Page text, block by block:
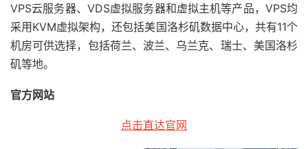
VPS云服务器、VDS虚拟服务器和虚拟主机等产品，VPS均
采用KVM虚拟架构，还包括美国洛杉矶数据中心，共有11个
机房可供选择，包括荷兰、波兰、乌兰克、瑞士、美国洛杉
矶等地。
官方网站
点击直达官网